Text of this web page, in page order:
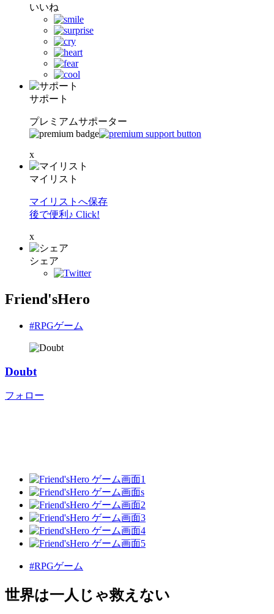
いいね
サポート
プレミアムサポーター
x
マイリスト
マイリストへ保存
後で便利♪ Click!
x
シェア
Friend'sHero
#RPGゲーム
Doubt
フォロー
#RPGゲーム
世界は一人じゃ救えない